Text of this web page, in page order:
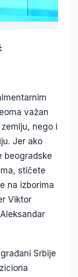
važan
nego i
Jer ako
beogradske
stičete
na izborima
Viktor
Srbije